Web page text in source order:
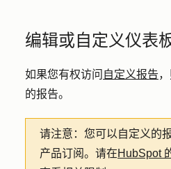
编辑或自定义仪表
如果您有权访问 自定义报告
的报告。
请注意： 您可以自定义的
产品订阅。请在HubSpot